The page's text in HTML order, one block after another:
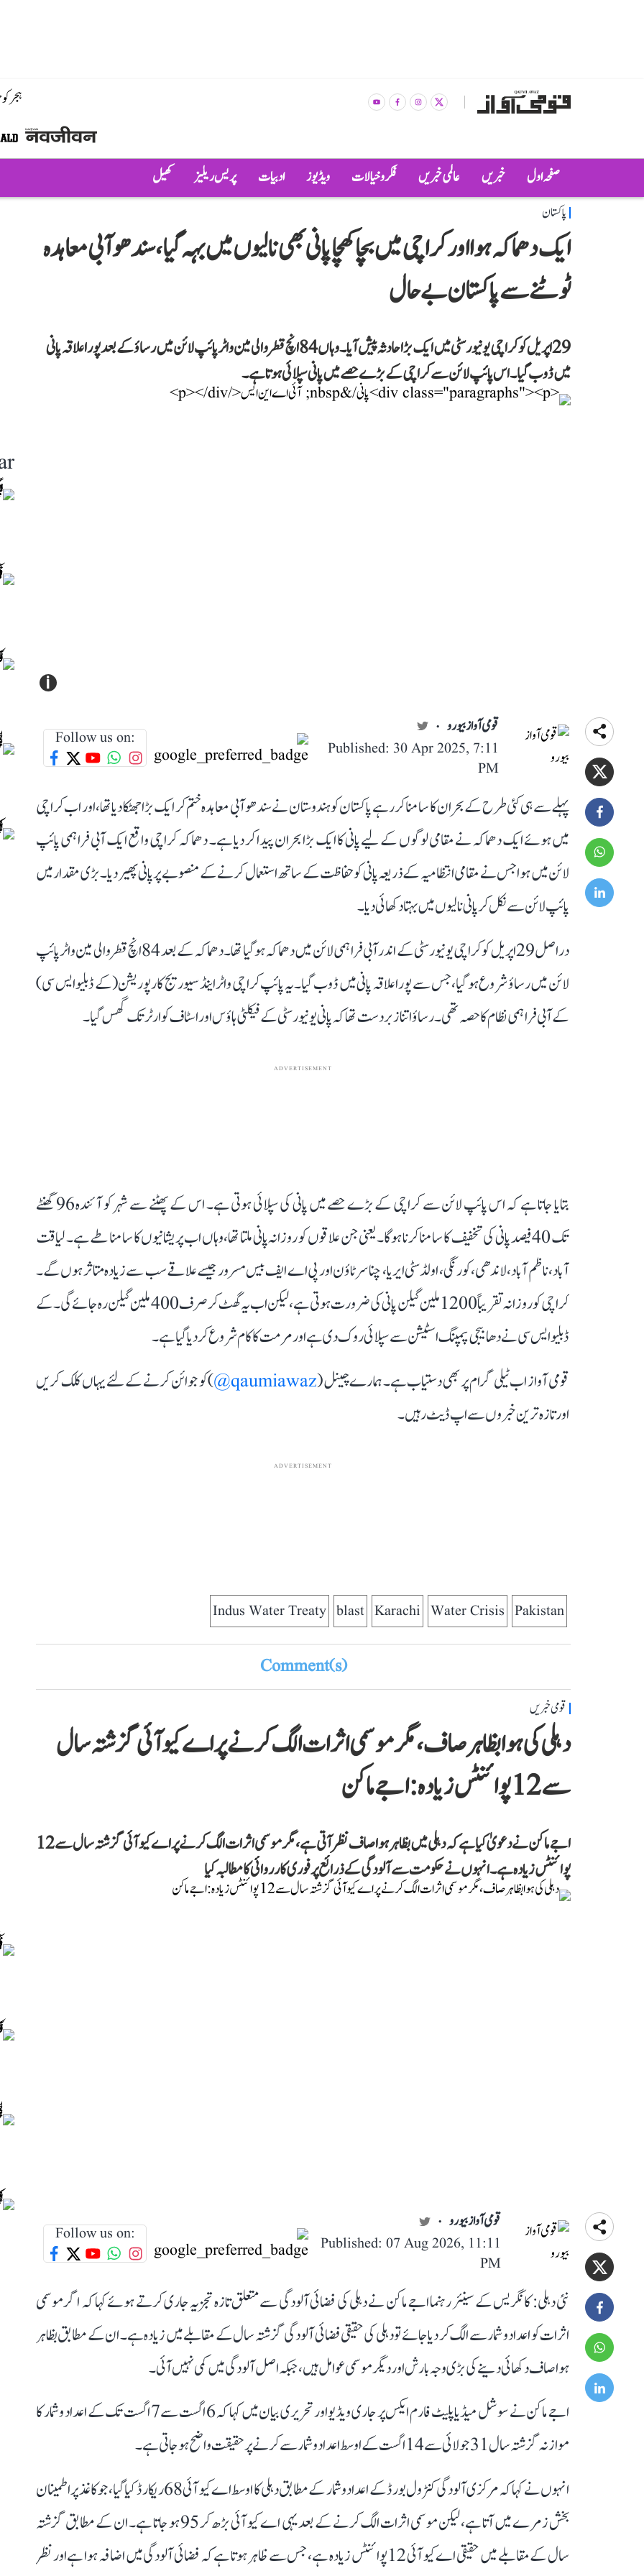
ہجر
صفحہ اول خبریں عالمی خبریں فکر و خیالات ویڈیوز ادبیات پریس ریلیز کھیل
پاکستان
ایک دھماکہ ہوا اور کراچی میں بچا کھچا پانی بھی نالیوں میں بہہ گیا، سندھو آبی معاہدہ
ٹوٹنے سے پاکستان بے حال
29 اپریل کو کراچی یونیورسٹی میں ایک بڑا حادثہ پیش آیا۔ وہاں 84 انچ قطر والی مین واٹر پائپ لائن میں رساؤ کے بعد پورا علاقہ پانی
میں ڈوب گیا۔ اس پائپ لائن سے کراچی کے بڑے حصے میں پانی سپلائی ہوتا ہے۔
i
قومی آواز بیورو
Published: 30 Apr 2025, 7:11
PM
Follow us on:
پہلے سے ہی کئی طرح کے بحران کا سامنا کر رہے پاکستان کو ہندوستان نے سندھو آبی معاہدہ ختم کر ایک بڑا جھٹکا دیا تھا، اور اب کراچی
میں ہوئے ایک دھماکہ نے مقامی لوگوں کے لیے پانی کا ایک بڑا بحران پیدا کر دیا ہے۔ دھماکہ کراچی واقع ایک آبی فراہمی پائپ
لائن میں ہوا جس نے مقامی انتظامیہ کے ذریعہ پانی کو حفاظت کے ساتھ استعمال کرنے کے منصوبے پر پانی پھیر دیا۔ بڑی مقدار میں
پائپ لائن سے نکل کر پانی نالیوں میں بہتا دکھائی دیا۔
دراصل 29 اپریل کو کراچی یونیورسٹی کے اندر آبی فراہمی لائن میں دھماکہ ہو گیا تھا۔ دھماکہ کے بعد 84 انچ قطر والی مین واٹر پائپ
لائن میں رساؤ شروع ہو گیا، جس سے پورا علاقہ پانی میں ڈوب گیا۔ یہ پائپ کراچی واٹر اینڈ سیوریج کارپوریشن (کے ڈبلیو ایس سی)
کے آبی فراہمی نظام کا حصہ تھی۔ رساؤ اتنا زبردست تھا کہ پانی یونیورسٹی کے فیکلٹی ہاؤس اور اسٹاف کوارٹر تک گھس گیا۔
ADVERTISEMENT
بتایا جاتا ہے کہ اس پائپ لائن سے کراچی کے بڑے حصے میں پانی کی سپلائی ہوتی ہے۔ اس کے پھٹنے سے شہر کو آئندہ 96 گھنٹے
تک 40 فیصد پانی کی تخفیف کا سامنا کرنا ہوگا۔ یعنی جن علاقوں کو روزانہ پانی ملتا تھا، وہاں اب پریشانیوں کا سامنا طے ہے۔ لیاقت
آباد، ناظم آباد، لاندھی، کورنگی، اولڈ سٹی ایریا، چناسر ٹاؤن اور پی اے ایف بیس مسرور جیسے علاقے سب سے زیادہ متاثر ہوں گے۔
کراچی کو روزانہ تقریباً 1200 ملین گیلن پانی کی ضرورت ہوتی ہے، لیکن اب یہ گھٹ کر صرف 400 ملین گیلن رہ جائے گی۔ کے
ڈبلیو ایس سی نے دھابیجی پمپنگ اسٹیشن سے سپلائی روک دی ہے اور مرمت کا کام شروع کر دیا گیا ہے۔
قومی آواز اب ٹیلی گرام پر بھی دستیاب ہے۔ ہمارے چینل (qaumiawaz@
) کو جوائن کرنے کے لئے یہاں کلک کریں
اور تازہ ترین خبروں سے اپ ڈیٹ رہیں۔
ADVERTISEMENT
Pakistan
Water Crisis
Karachi
blast
Indus Water Treaty
Comment(s)
قومی خبریں
دہلی کی ہوا بظاہر صاف، مگر موسمی اثرات الگ کرنے پر اے کیو آئی گزشتہ سال
سے 12 پوائنٹس زیادہ: اجے ماکن
اجے ماکن نے دعویٰ کیا ہے کہ دہلی میں بظاہر ہوا صاف نظر آتی ہے، مگر موسمی اثرات الگ کرنے پر اے کیو آئی گزشتہ سال سے 12
پوائنٹس زیادہ ہے۔ انہوں نے حکومت سے آلودگی کے ذرائع پر فوری کارروائی کا مطالبہ کیا
قومی آواز بیورو
Published: 07 Aug 2026, 11:11
PM
Follow us on:
نئی دہلی: کانگریس کے سینئر رہنما اجے ماکن نے دہلی کی فضائی آلودگی سے متعلق تازہ تجزیہ جاری کرتے ہوئے کہا کہ اگر موسمی
اثرات کو اعداد و شمار سے الگ کر دیا جائے تو دہلی کی حقیقی فضائی آلودگی گزشتہ سال کے مقابلے میں زیادہ ہے۔ ان کے مطابق بظاہر
ہوا صاف دکھائی دینے کی بڑی وجہ بارش اور دیگر موسمی عوامل ہیں، جبکہ اصل آلودگی میں کمی نہیں آئی۔
اجے ماکن نے سوشل میڈیا پلیٹ فارم ایکس پر جاری ویڈیو اور تحریری بیان میں کہا کہ 6 اگست سے 7 اگست تک کے اعداد و شمار کا
موازنہ گزشتہ سال 31 جولائی سے 14 اگست کے اوسط اعداد و شمار سے کرنے پر حقیقت واضح ہو جاتی ہے۔
انہوں نے کہا کہ مرکزی آلودگی کنٹرول بورڈ کے اعداد و شمار کے مطابق دہلی کا اوسط اے کیو آئی 68 ریکارڈ کیا گیا، جو کاغذ پر اطمینان
بخش زمرے میں آتا ہے، لیکن موسمی اثرات الگ کرنے کے بعد یہی اے کیو آئی بڑھ کر 95 ہو جاتا ہے۔ ان کے مطابق گزشتہ
سال کے مقابلے میں حقیقی اے کیو آئی 12 پوائنٹس زیادہ ہے، جس سے ظاہر ہوتا ہے کہ فضائی آلودگی میں اضافہ ہوا ہے اور نظر